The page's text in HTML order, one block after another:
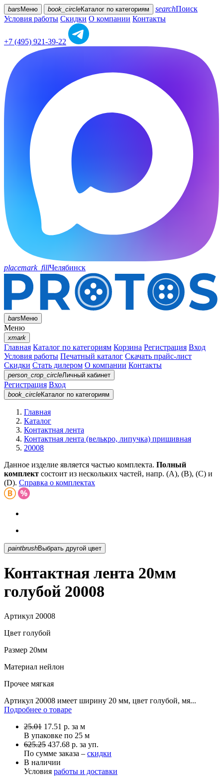
bars Меню book_circleКаталог по категориям searchПоиск
Условия работы Скидки О компании Контакты
+7 (495) 921-39-22
placemark_fillЧелябинск
barsМеню
Меню
xmark
Главная Каталог по категориям Корзина Регистрация Вход
Условия работы Печатный каталог Скачать прайс-лист
Скидки Стать дилером О компании Контакты
person_crop_circleЛичный кабинет
Регистрация Вход
book_circleКаталог по категориям
Главная
Каталог
Контактная лента
Контактная лента (велькро, липучка) пришивная
20008
Данное изделие является частью комплекта. Полный
комплект состоит из нескольких частей, напр. (А), (B), (С) и
(D). Справка о комплектах
paintbrush Выбрать другой цвет
Контактная лента 20мм
голубой 20008
Артикул 20008
Цвет голубой
Размер 20мм
Материал нейлон
Прочее мягкая
Артикул 20008 имеет ширину 20 мм, цвет голубой, мя...
Подробнее о товаре
25.01 17.51 р. за м
В упаковке по 25 м
625.25 437.68 р. за уп.
По сумме заказа – скидки
В наличии
Условия работы и доставки